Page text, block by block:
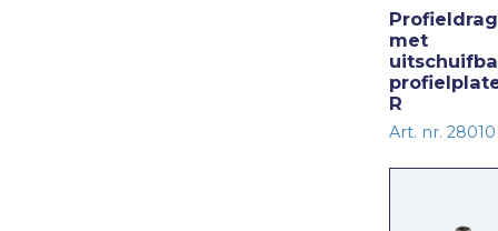
met
R
Art. nr. 28010